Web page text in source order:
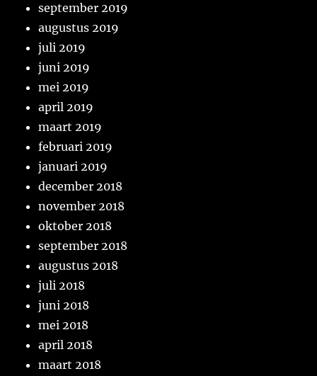
september 2019
augustus 2019
juli 2019
juni 2019
mei 2019
april 2019
maart 2019
februari 2019
januari 2019
december 2018
november 2018
oktober 2018
september 2018
augustus 2018
juli 2018
juni 2018
mei 2018
april 2018
maart 2018